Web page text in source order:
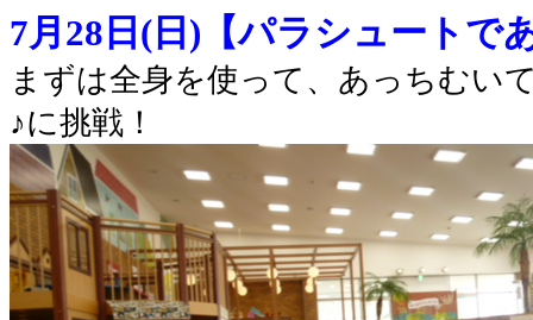
7月28日(日)【パラシュートで
まずは全身を使って、あっちむい
♪に挑戦！